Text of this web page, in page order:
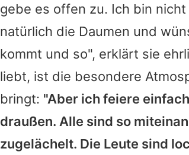
gebe es offen zu. Ich bin
natürlich die Daumen und
kommt und so", erklärt sie
liebt, ist die besondere
bringt: "Aber ich feiere
draußen. Alle sind so
zugelächelt. Die Leute sind